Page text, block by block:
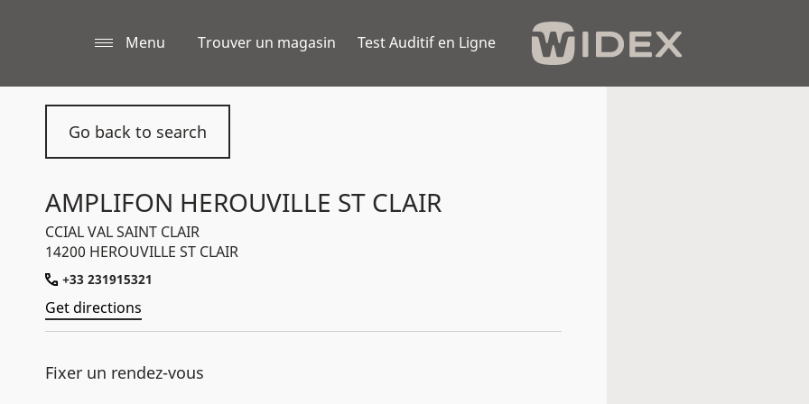
Menu Trouver un magasin Test Auditif en Ligne
Go back to search
AMPLIFON HEROUVILLE ST CLAIR
CCIAL VAL SAINT CLAIR
14200 HEROUVILLE ST CLAIR
+33 231915321
Get directions
Fixer un rendez-vous